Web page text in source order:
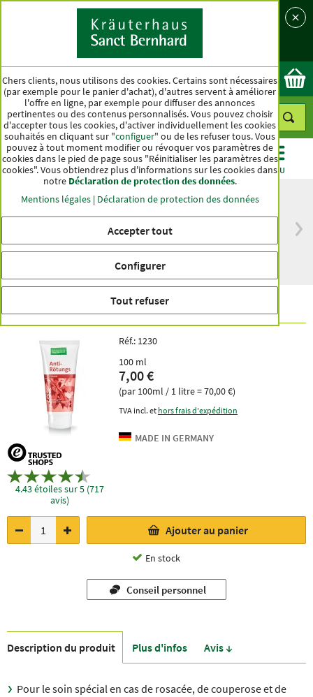
Pays
Ok
CATÉGORIES OFFRES BEST-SELLER MENU
Livraison gratuite
à partir de 50 €
pour l'Allemagne
gamme depuis
Crème anti-rougeurs
4.43 étoiles sur 5 (717
avis)
Réf.: 1230
100 ml
7,00 €
(par 100ml / 1 litre = 70,00 €)
TVA incl. et hors frais d'expédition
Ajouter au panier
En stock
Conseil personnel
Description du produit Plus d'infos Avis ↓
Pour le soin spécial en cas de rosacée, de couperose et de
Chers clients, nous utilisons des cookies. Certains sont nécessaires
(par exemple pour le panier d'achat), d'autres servent à améliorer
l'offre en ligne, par exemple pour diffuser des annonces
pertinentes ou des contenus personnalisés. Vous pouvez choisir
d'accepter tous les cookies, d'activer individuellement les cookies
souhaités en cliquant sur "configuer" ou de les refuser tous. Vous
pouvez à tout moment modifier ou révoquer vos paramètres de
cookies dans le pied de page sous "Réinitialiser les paramètres des
cookies". Vous obtiendrez plus d'informations sur les cookies dans
notre Déclaration de protection des données.
Mentions légales| Déclaration de protection des données
Accepter tout
Configurer
Tout refuser